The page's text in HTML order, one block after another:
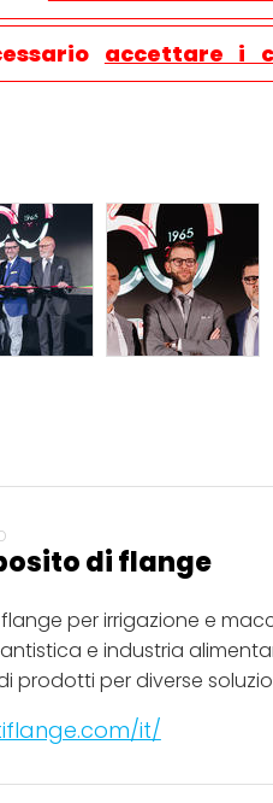
accettare i
di flange
per irrigazione e
e industria
prodotti per diverse
it/